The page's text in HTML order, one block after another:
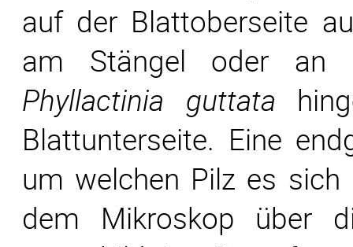
auf der Blattoberseite
am Stängel oder an
Phyllactinia guttata
Blattunterseite. Eine
um welchen Pilz es
dem Mikroskop über